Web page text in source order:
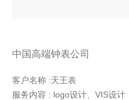
中国高端钟表公司
客户名称 :天王表
服务内容 : logo设计、VIS设计